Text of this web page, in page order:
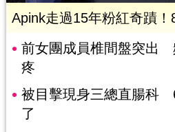
Apink走過15年粉紅奇蹟
前女團成員椎間盤突出
疼
被目擊現身三總直腸科
了